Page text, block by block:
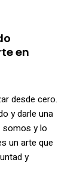
en
desde cero.
y darle una
somos y lo
un arte que
y